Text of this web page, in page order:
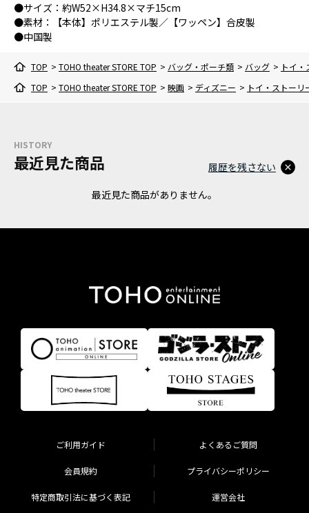
●サイズ：約W52×H34.8×マチ15cm
●素材：【本体】ポリエステル製／【ワッペン】合皮製
●中国製
TOP > TOHO theater STORE TOP > バッグ・ポーチ類 > バッグ > トイ
TOP > TOHO theater STORE TOP > 映画 > ディズニー > トイ・ストーリ
HISTORY
最近見た商品
最近見た商品がありません。
履歴を残さない
ご利用ガイド よくあるご質問
会員規約 プライバシーポリシー
特定商取引法に基づく表記 運営会社